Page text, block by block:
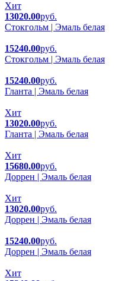
Хит
13020.00руб.
Стокгольм | Эмаль белая
15240.00руб.
Стокгольм | Эмаль белая
15240.00руб.
Гланта | Эмаль белая
Хит
13020.00руб.
Гланта | Эмаль белая
Хит
15680.00руб.
Доррен | Эмаль белая
Хит
13020.00руб.
Доррен | Эмаль белая
15240.00руб.
Доррен | Эмаль белая
Хит